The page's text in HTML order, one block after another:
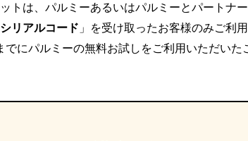
トは、パルミーあるいはパルミーとパートナ
シリアルコード 」を受け取ったお客様のみご利
でにパルミーの無料お試しをご利用いただいた